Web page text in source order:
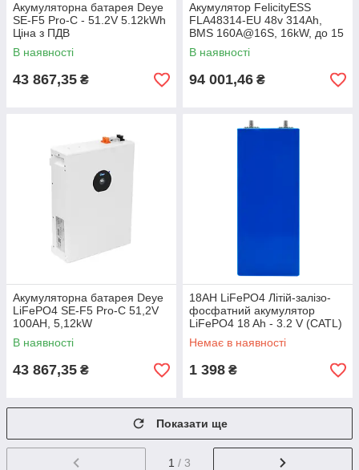
Акумуляторна батарея Deye
SE-F5 Pro-C - 51.2V 5.12kWh
Ціна з ПДВ
В наявності
43 867,35 ₴
Акумулятор FelicityESS
FLA48314-EU 48v 314Ah,
BMS 160A@16S, 16kW, до 15
parallel, CAN&RS485, IP21,
6000Cycles, Ціна з ПДВ
В наявності
94 001,46 ₴
Акумуляторна батарея Deye
LiFePO4 SE-F5 Pro-C 51,2V
100AH, 5,12kW
BMS50A@16S до 32 parallel
CAN/RS485, IP21 Ціна з ПДВ
В наявності
43 867,35 ₴
18AH LiFePO4 Літій-залізо-
фосфатний акумулятор
LiFePO4 18 Ah - 3.2 V (CATL)
75х27х177 мм
Немає в наявності
1 398 ₴
Показати ще
1 / 3